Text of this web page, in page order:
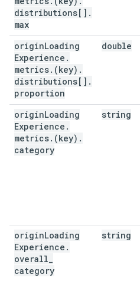
distributions[] .
max
originLoading
Experience .
metrics. (key) .
distributions[] .
proportion
double
originLoading
Experience .
metrics. (key) .
category
string
originLoading
Experience .
overall
category
string